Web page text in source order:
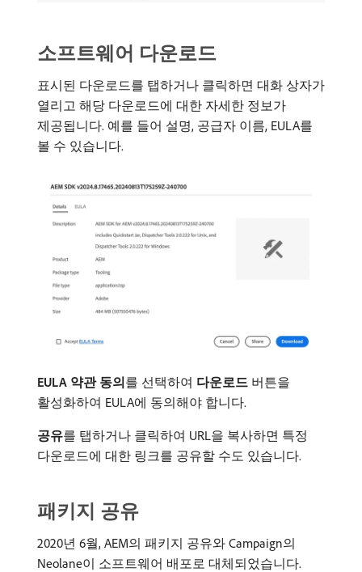
소프트웨어 다운로드
표시된 다운로드를 탭하거나 클릭하면 대화 상자가
열리고 해당 다운로드에 대한 자세한 정보가
제공됩니다. 예를 들어 설명, 공급자 이름, EULA를
볼 수 있습니다.
EULA 약관 동의​를 선택하여 다운로드 버튼을
활성화하여 EULA에 동의해야 합니다.
공유​를 탭하거나 클릭하여 URL을 복사하면 특정
다운로드에 대한 링크를 공유할 수도 있습니다.
패키지 공유
2020년 6월, AEM의 패키지 공유와 Campaign의
Neolane이 소프트웨어 배포로 대체되었습니다.